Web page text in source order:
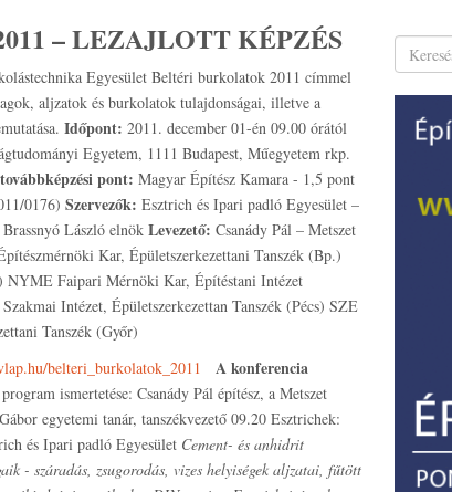
– LEZAJLOTT KÉPZÉS
Egyesület Beltéri burkolatok 2011 címmel
aljzatok és burkolatok tulajdonságai, illetve a
Időpont: 2011. december 01-én 09.00 órától
Egyetem, 1111 Budapest, Műegyetem rkp.
pont: Magyar Építész Kamara - 1,5 pont
0176) Szervezők: Esztrich és Ipari padló Egyesület –
László elnök Levezető: Csanády Pál – Metszet
Kar, Épületszerkezettani Tanszék (Bp.)
NYME Faipari Mérnöki Kar, Építéstani Intézet
Intézet, Épületszerkezettan Tanszék (Pécs) SZE
Tanszék (Győr)
belteri_burkolatok_2011
A konferencia
ismertetése: Csanády Pál építész, a Metszet
egyetemi tanár, tanszékvezető 09.20 Esztrichek:
és Ipari padló Egyesület Cement- és anhidrit
- száradás, zsugorodás, vizes helyiségek aljzatai, fűtött